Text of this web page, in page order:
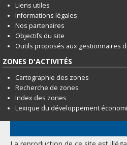
Liens utiles
Informations légales
Nos partenaires
Objectifs du site
Outils proposés aux gestionnaires
ZONES D'ACTIVITÉS
Cartographie des zones
Recherche de zones
Index des zones
Lexique du développement